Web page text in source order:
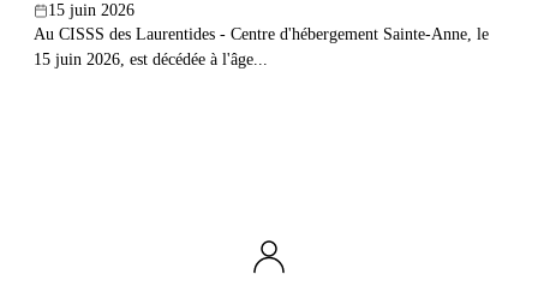
15 juin 2026
Au CISSS des Laurentides - Centre d'hébergement Sainte-Anne, le
15 juin 2026, est décédée à l'âge...